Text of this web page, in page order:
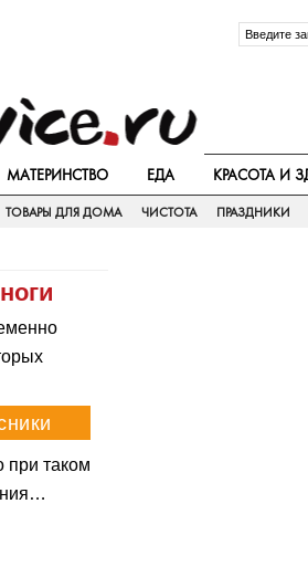
МАТЕРИНСТВО ЕДА КРАСОТА И
ТОВАРЫ ДЛЯ ДОМА ЧИСТОТА ПРАЗДНИКИ
при таком